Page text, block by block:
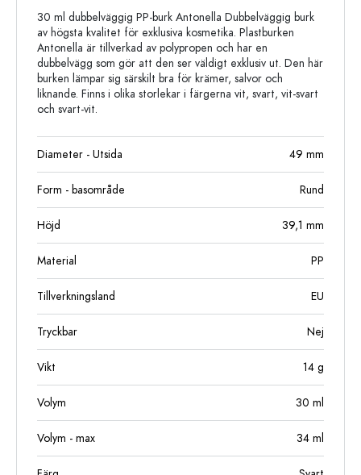
30 ml dubbelväggig PP-burk Antonella Dubbelväggig burk
av högsta kvalitet för exklusiva kosmetika. Plastburken
Antonella är tillverkad av polypropen och har en
dubbelvägg som gör att den ser väldigt exklusiv ut. Den här
burken lämpar sig särskilt bra för krämer, salvor och
liknande. Finns i olika storlekar i färgerna vit, svart, vit-svart
och svart-vit.
Diameter - Utsida 49 mm
Form - basområde Rund
Höjd 39,1 mm
Material PP
Tillverkningsland EU
Tryckbar Nej
Vikt 14 g
Volym 30 ml
Volym - max 34 ml